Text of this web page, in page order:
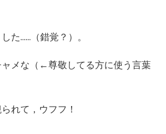
た……（錯覚？）。
ャメな（←尊敬してる方に使う言葉
れて，ウフフ！